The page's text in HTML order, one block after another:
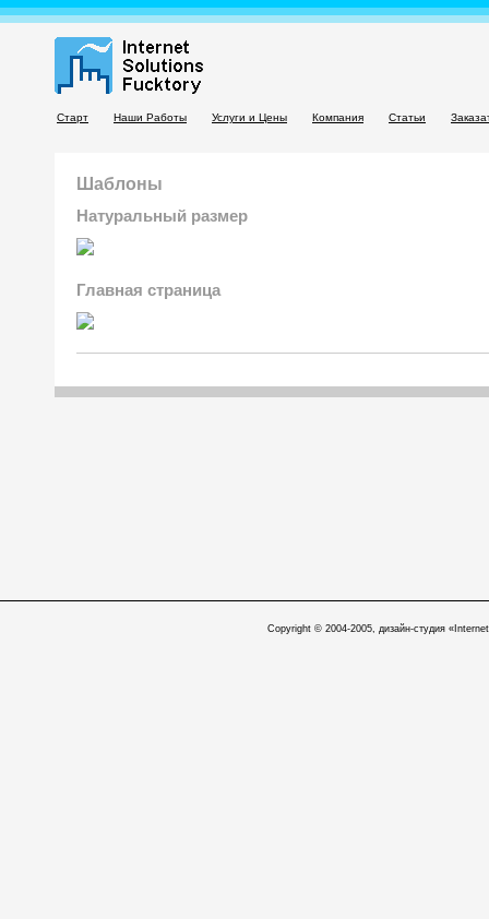
Старт Наши Работы Услуги и Цены Компания Статьи
Шаблоны
Натуральный размер
Главная страница
Copyright © 2004-2005, дизайн-студия